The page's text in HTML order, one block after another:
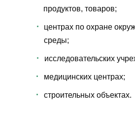
продуктов, товаров;
центрах по охране
среды;
исследовательских
медицинских центрах;
строительных объектах.